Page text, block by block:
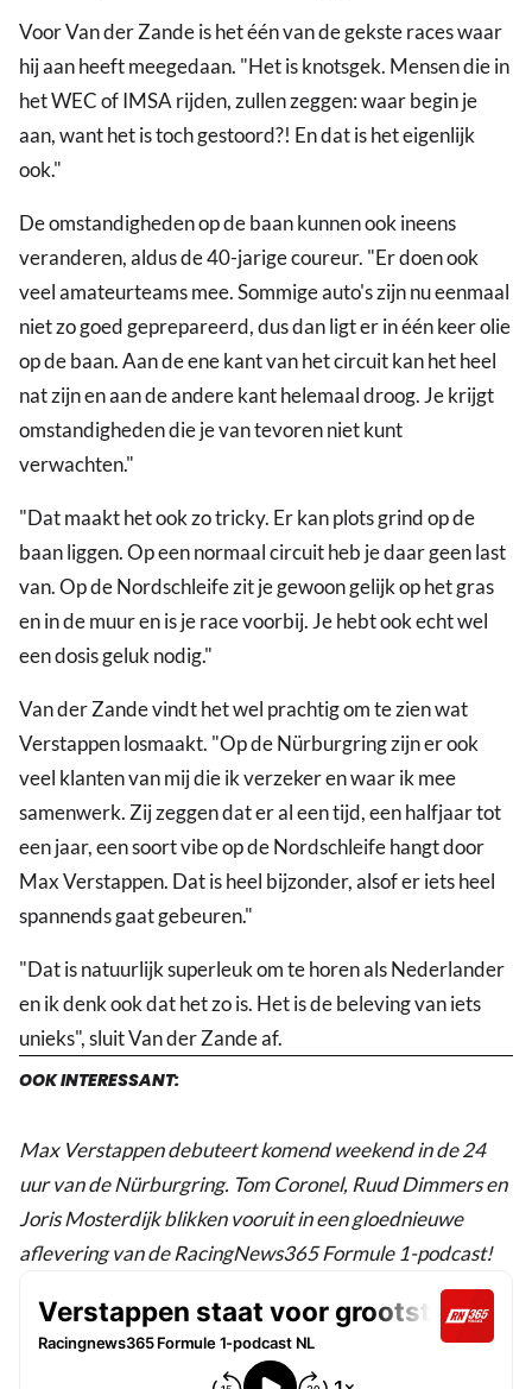
Voor Van der Zande is het één van de gekste races waar
hij aan heeft meegedaan. "Het is knotsgek. Mensen die in
het WEC of IMSA rijden, zullen zeggen: waar begin je
aan, want het is toch gestoord?! En dat is het eigenlijk
ook."
De omstandigheden op de baan kunnen ook ineens
veranderen, aldus de 40-jarige coureur. "Er doen ook
veel amateurteams mee. Sommige auto's zijn nu eenmaal
niet zo goed geprepareerd, dus dan ligt er in één keer olie
op de baan. Aan de ene kant van het circuit kan het heel
nat zijn en aan de andere kant helemaal droog. Je krijgt
omstandigheden die je van tevoren niet kunt
verwachten."
"Dat maakt het ook zo tricky. Er kan plots grind op de
baan liggen. Op een normaal circuit heb je daar geen last
van. Op de Nordschleife zit je gewoon gelijk op het gras
en in de muur en is je race voorbij. Je hebt ook echt wel
een dosis geluk nodig."
Van der Zande vindt het wel prachtig om te zien wat
Verstappen losmaakt. "Op de Nürburgring zijn er ook
veel klanten van mij die ik verzeker en waar ik mee
samenwerk. Zij zeggen dat er al een tijd, een halfjaar tot
een jaar, een soort vibe op de Nordschleife hangt door
Max Verstappen. Dat is heel bijzonder, alsof er iets heel
spannends gaat gebeuren."
"Dat is natuurlijk superleuk om te horen als Nederlander
en ik denk ook dat het zo is. Het is de beleving van iets
unieks", sluit Van der Zande af.
OOK INTERESSANT:
Max Verstappen debuteert komend weekend in de 24
uur van de Nürburgring. Tom Coronel, Ruud Dimmers en
Joris Mosterdijk blikken vooruit in een gloednieuwe
aflevering van de RacingNews365 Formule 1-podcast!